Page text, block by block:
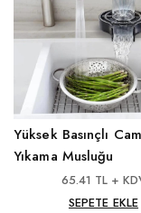
Yüksek Basınçlı
Yıkama Musluğu
65.41 TL +
SEPETE EKLE